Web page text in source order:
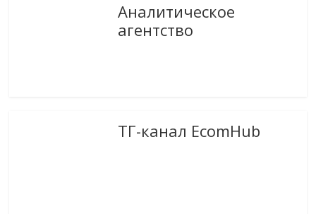
Аналитическое
агентство
ТГ-канал EcomHub